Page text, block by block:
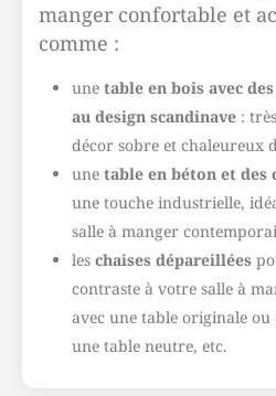
manger confortable et
comme :
une table en bois avec
au design scandinave :
décor sobre et chaleureux
une table en béton et des
une touche industrielle,
salle à manger
les chaises dépareillées
contraste à votre salle à
avec une table originale ou
une table neutre, etc.